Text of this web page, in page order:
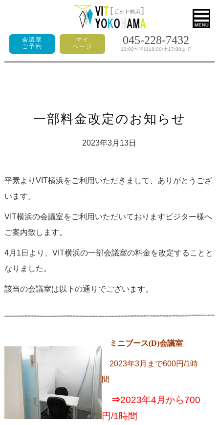
会議室
ご予約
マイ
ページ
045-228-7432
10:00〜平日18:00/土17:00まで
一部料金改定のお知らせ
2023年3月13日
平素よりVIT横浜をご利用いただきまして、ありがとうござ
います。
VIT横浜の会議室をご利用いただいておりますビジター様へ
ご案内致します。
4月1日より、VIT横浜の一部会議室の料金を改定することと
なりました。
該当の会議室は以下の通りでございます。
ミニブース(D)会議室
2023年3月まで600円/1時
間
⇒2023年4月から700
円/1時間